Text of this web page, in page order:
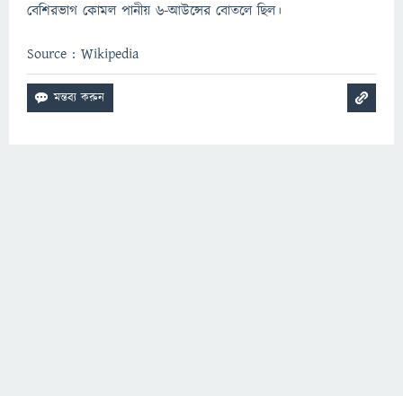
বেশিরভাগ কোমল পানীয় ৬-আউন্সের বোতলে ছিল।
Source : Wikipedia